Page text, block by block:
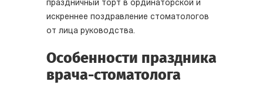
праздничный торт в ординаторской и
искреннее поздравление стоматологов
от лица руководства.
Особенности праздника
врача-стоматолога